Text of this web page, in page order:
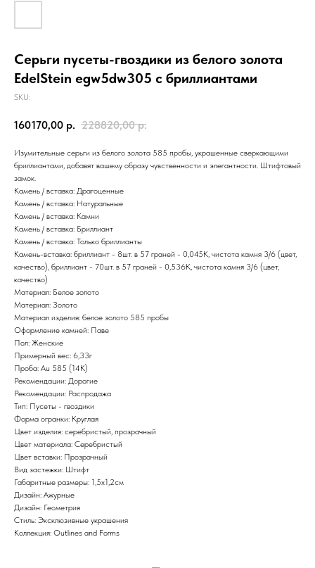
Серьги пусеты-гвоздики из белого золота
EdelStein egw5dw305 с бриллиантами
SKU:
160170,00 р. 228820,00 р.
Изумительные серьги из белого золота 585 пробы, украшенные сверкающими
бриллиантами, добавят вашему образу чувственности и элегантности. Штифтовый
замок.
Камень / вставка: Драгоценные
Камень / вставка: Натуральные
Камень / вставка: Камни
Камень / вставка: Бриллиант
Камень / вставка: Только бриллианты
Камень-вставка: бриллиант - 8шт. в 57 граней - 0,045К, чистота камня 3/6 (цвет,
качество), бриллиант - 70шт. в 57 граней - 0,536К, чистота камня 3/6 (цвет,
качество)
Материал: Белое золото
Материал: Золото
Материал изделия: белое золото 585 пробы
Оформление камней: Паве
Пол: Женские
Примерный вес: 6,33г
Проба: Au 585 (14K)
Рекомендации: Дорогие
Рекомендации: Распродажа
Тип: Пусеты - гвоздики
Форма огранки: Круглая
Цвет изделия: серебристый, прозрачный
Цвет материала: Серебристый
Цвет вставки: Прозрачный
Вид застежки: Штифт
Габаритные размеры: 1,5х1,2см
Дизайн: Ажурные
Дизайн: Геометрия
Стиль: Эксклюзивные украшения
Коллекция: Outlines and Forms